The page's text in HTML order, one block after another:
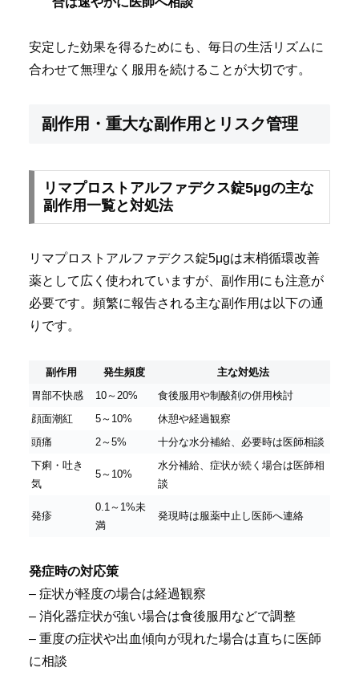
安定した効果を得るためにも、毎日の生活リズムに
合わせて無理なく服用を続けることが大切です。
副作用・重大な副作用とリスク管理
リマプロストアルファデクス錠5μgの主な
副作用一覧と対処法
リマプロストアルファデクス錠5μgは末梢循環改善
薬として広く使われていますが、副作用にも注意が
必要です。頻繁に報告される主な副作用は以下の通
りです。
副作用 発生頻度
主な対処法
胃部不快感
10～20%
食後服用や制酸剤の併用検討
顔面潮紅
5～10%
休憩や経過観察
頭痛
2～5%
十分な水分補給、必要時は医師相談
下痢・吐き
気
5～10%
水分補給、症状が続く場合は医師相
談
発疹
0.1～1%未
満
発現時は服薬中止し医師へ連絡
発症時の対応策
– 症状が軽度の場合は経過観察
– 消化器症状が強い場合は食後服用などで調整
– 重度の症状や出血傾向が現れた場合は直ちに医師
に相談